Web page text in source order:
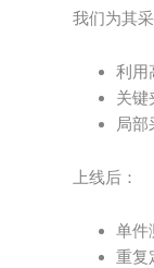
我们为其
利用
关键
局部
上线后：
单件
重复